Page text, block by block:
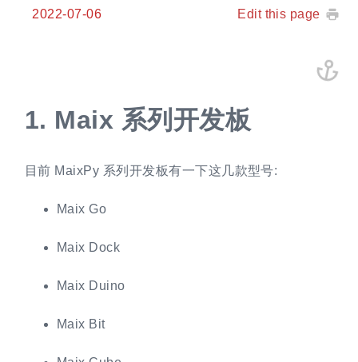
2022-07-06 Edit this page
1. Maix 系列开发板
目前 MaixPy 系列开发板有一下这几款型号:
Maix Go
Maix Dock
Maix Duino
Maix Bit